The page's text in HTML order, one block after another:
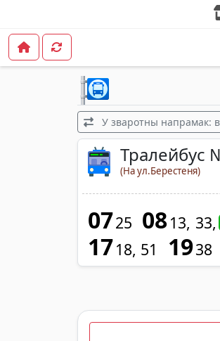
У зваротны напрамак:
Тралейбус
(На ул.Берестеня)
0725 0813 33
1718 51 1938